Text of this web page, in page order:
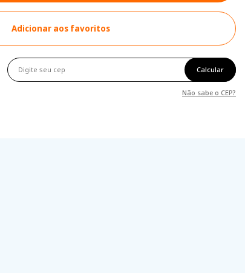
Adicionar aos favoritos
Calcular
Não sabe o CEP?